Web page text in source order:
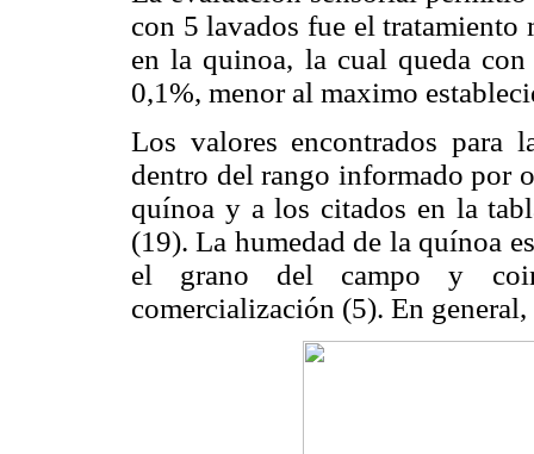
con 5 lavados fue el tratamiento
en la quinoa, la cual queda
0,1%, menor al maximo
Los valores encontrados para
dentro del rango informado por
quínoa y a los citados en la
(19). La humedad de la quínoa
el grano del campo y
comercialización (5). En